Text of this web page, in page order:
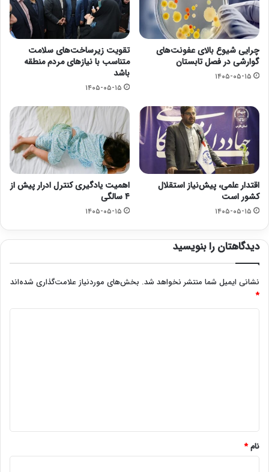
چرایی شیوع بالای عفونت‌های
گوارشی در فصل تابستان
۱۴۰۵-۰۵-۱۵
تقویت زیرساخت‌های سلامت
متناسب با نیازهای مردم منطقه
باشد
۱۴۰۵-۰۵-۱۵
اقتدار علمی، پیش‌نیاز استقلال
کشور است
۱۴۰۵-۰۵-۱۵
اهمیت یادگیری کنترل ادرار پیش از
۴ سالگی
۱۴۰۵-۰۵-۱۵
دیدگاهتان را بنویسید
نشانی ایمیل شما منتشر نخواهد شد. بخش‌های موردنیاز علامت‌گذاری شده‌اند
*
نام*